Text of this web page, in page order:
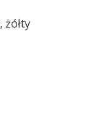
, żółty